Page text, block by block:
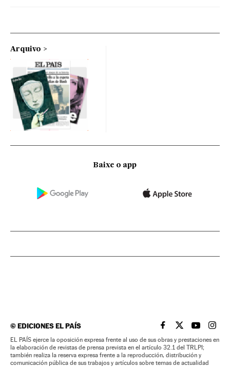
Arquivo
Baixe o app
©EDICIONES EL PAÍS EL PAÍS BRASIL EN
EL PAÍSEL PAÍS
EL
EL PAÍS ejerce la oposición expresa frente al uso de sus obras y prestaciones en
la elaboración de revistas de prensa prevista en el artículo 32.1 del TRLPI;
también realiza la reserva expresa frente a la reproducción, distribución y
comunicación pública de sus trabajos y artículos sobre temas de actualidad